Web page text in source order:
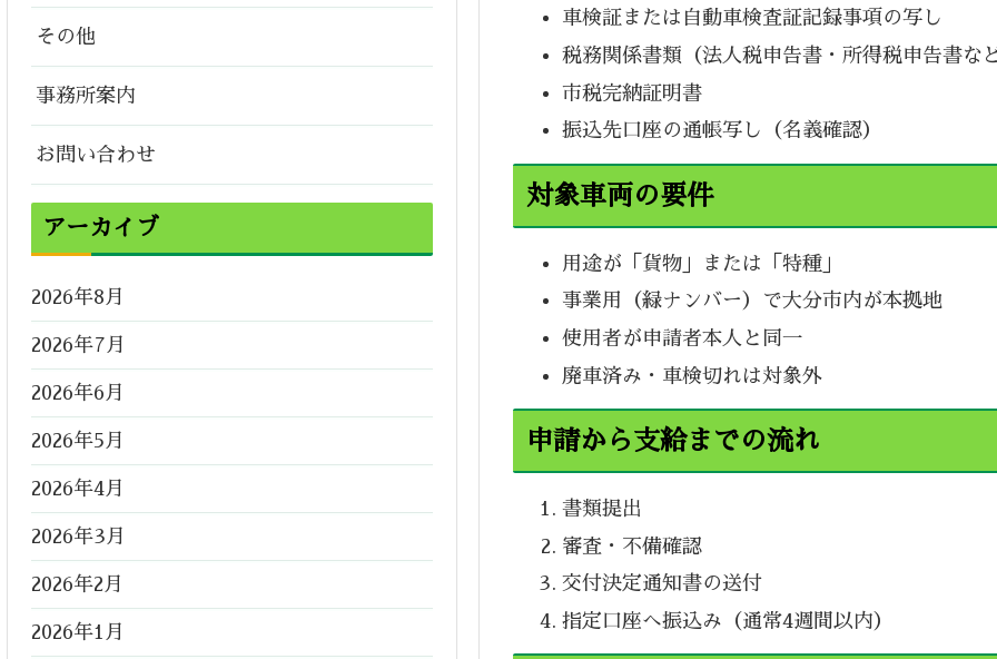
車検証または自動車検査証記録事項の写し
税務関係書類（法人税申告書・所得税申告書な
市税完納証明書
振込先口座の通帳写し（名義確認）
対象車両の要件
用途が「貨物」または「特種」
事業用（緑ナンバー）で大分市内が本拠地
使用者が申請者本人と同一
廃車済み・車検切れは対象外
申請から支給までの流れ
書類提出
審査・不備確認
交付決定通知書の送付
指定口座へ振込み（通常4週間以内）
その他
事務所案内
お問い合わせ
アーカイブ
2026年8月
2026年7月
2026年6月
2026年5月
2026年4月
2026年3月
2026年2月
2026年1月